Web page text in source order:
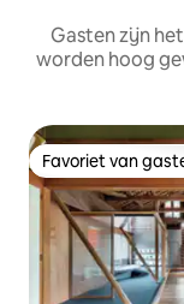
Gasten zijn
worden hoog
Favoriet van
Favoriet van